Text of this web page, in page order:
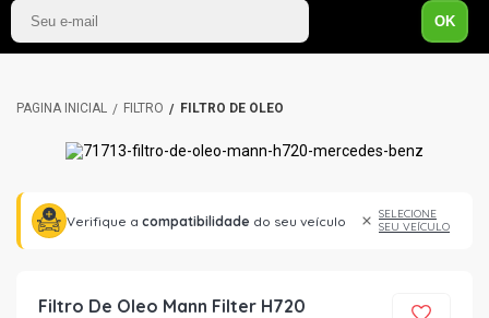
OK
FILTRO FILTRO DE ÓLEO
Verifique a compatibilidade do seu veículo
SELECIONE
SEU VEÍCULO
Filtro De Oleo Mann Filter H720